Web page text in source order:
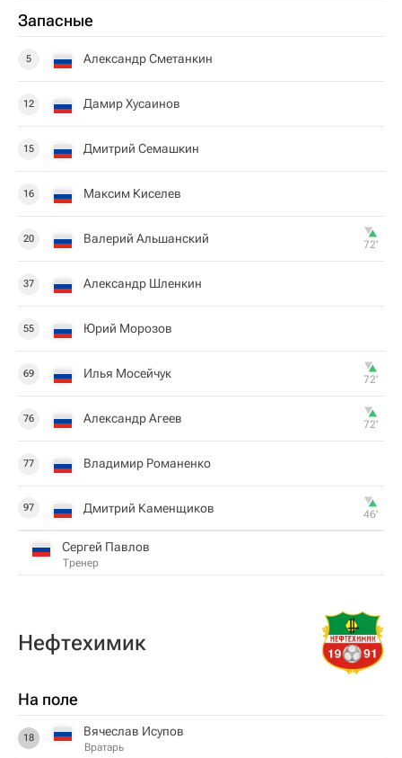
Запасные
5 Александр Сметанкин
12 Дамир Хусаинов
15 Дмитрий Семашкин
16 Максим Киселев
20 Валерий Альшанский 72‎’‎
37 Александр Шленкин
55 Юрий Морозов
69 Илья Мосейчук 72‎’‎
76 Александр Агеев 72‎’‎
77 Владимир Романенко
97 Дмитрий Каменщиков 46‎’‎
Сергей Павлов
Тренер
Нефтехимик
На поле
18 Вячеслав Исупов
Вратарь